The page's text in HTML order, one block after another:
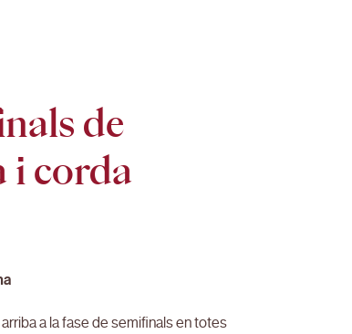
de
i corda
a la fase de semifinals en totes